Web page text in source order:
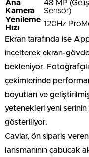
Ana
Kamera
48 MP
Sensör)
Yenileme
Hızı
120Hz
Ekran tarafında ise
incelterek ekran-gövde
bekleniyor.
çekimlerinde
boyutları ve
yetenekleri yeni serinin
gösteriliyor.
Caviar, ön sipariş
lansmanının çabucak